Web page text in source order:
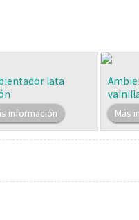
lata
información Más